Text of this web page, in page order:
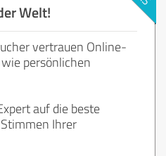
Welt!
vertrauen Online-
persönlichen
auf die beste
Ihrer